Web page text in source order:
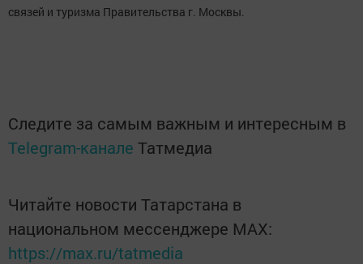
связей и туризма Правительства г. Москвы.
Следите за самым важным и интересным в
Telegram-канале Татмедиа
Читайте новости Татарстана в
национальном мессенджере MАХ:
https://max.ru/tatmedia